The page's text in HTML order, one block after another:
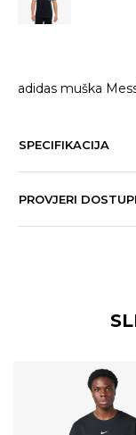
adidas muška
SPECIFIKACIJA
PROVJERI